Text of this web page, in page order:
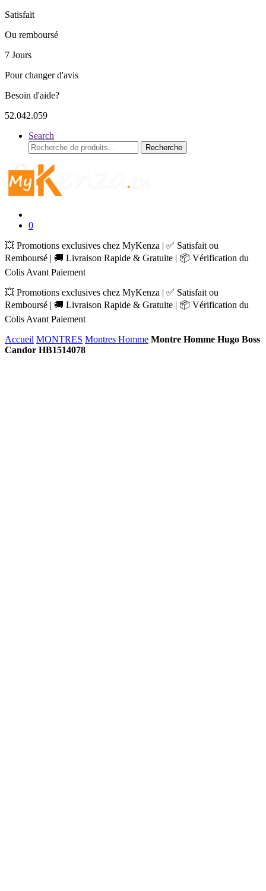
Satisfait
Ou remboursé
7 Jours
Pour changer d'avis
Besoin d'aide?
52.042.059
Search
Recherche
pour :
Recherche
0
💥 Promotions exclusives chez MyKenza | ✅ Satisfait ou
Remboursé | 🚚 Livraison Rapide & Gratuite | 📦 Vérification du
Colis Avant Paiement
💥 Promotions exclusives chez MyKenza | ✅ Satisfait ou
Remboursé | 🚚 Livraison Rapide & Gratuite | 📦 Vérification du
Colis Avant Paiement
Accueil MONTRES Montres Homme Montre Homme Hugo Boss
Candor HB1514078